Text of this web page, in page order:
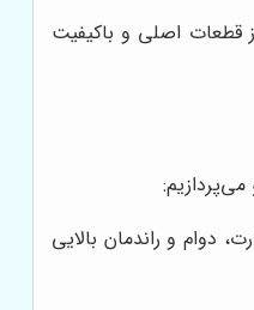
قطعات اصلی و باکیفیت
دوام و راندمان بالایی